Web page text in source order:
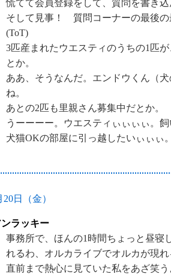
慌てて会員登録をして、質問を書き込
そして見事！ 質問コーナーの最後の
(ToT)
3匹産まれたウエスティのうちの1匹
とか。
ああ、そうなんだ。エンドウくん（
ね。
あとの2匹も里親さん募集中だとか。
うーーーー。ウエスティぃぃぃぃ。飼
犬猫OKの部屋に引っ越したいぃぃぃ。
20日（金）
ラッキー
事務所で、ほんの1時間ちょっと昼寝
れるわ、オルカライブでオルカが現
直前まで熱心に見ていた私をあざ笑う